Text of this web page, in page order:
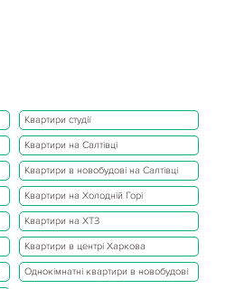
Квартири студії
Квартири на Салтівці
Квартири в новобудові на Салтівці
Квартири на Холодній Горі
Квартири на ХТЗ
Квартири в центрі Харкова
Однокімнатні квартири в новобудові